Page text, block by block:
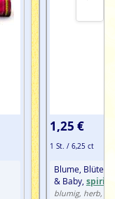
1,25 €
1 St. / 6,25 ct
Blume, Blüte,
& Baby,
blumig, herb,